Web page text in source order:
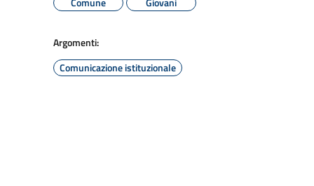
Argomenti:
Comunicazione istituzionale